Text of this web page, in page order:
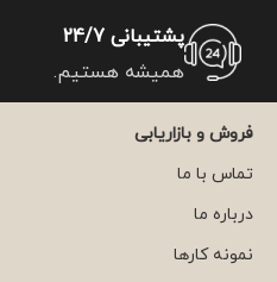
پشتیبانی 24/7
همیشه هستیم.
فروش و بازاریابی
تماس با ما
درباره ما
نمونه کارها